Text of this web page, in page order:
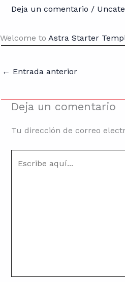
Deja un comentario /
Welcome to Astra Starter
← Entrada anterior
Deja un comentario
Tu dirección de correo